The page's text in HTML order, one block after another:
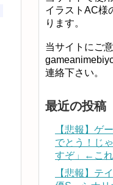
イラストAC様
ります。
当サイトにご
連絡下さい。
最近の投稿
【悲報】ゲ
でとう！じ
すぞ」←これ
【悲報】テ